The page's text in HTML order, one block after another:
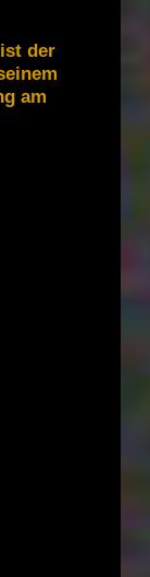
der
am